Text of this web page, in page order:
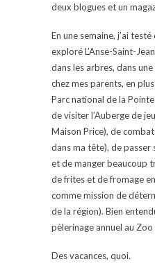
deux blogues et un
En une semaine, j’ai
exploré L’Anse-Saint-
dans les arbres, dans
chez mes parents, en
Parc national de la
de visiter l’Auberge de
Maison Price), de
dans ma tête), de passer
et de manger beaucoup
de frites et de fromage
comme mission de
de la région). Bien
pèlerinage annuel au
Des vacances, quoi.